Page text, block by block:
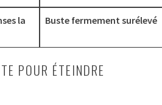
la
Buste fermement surélevé
POUR ÉTEINDRE